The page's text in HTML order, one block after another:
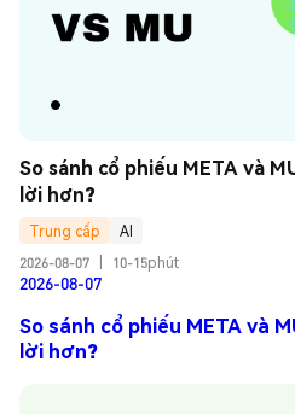
So sánh cổ phiếu META và
lời hơn?
Trung cấp
AI
2026-08-07
10-15phút
2026-08-07
So sánh cổ phiếu META và
lời hơn?